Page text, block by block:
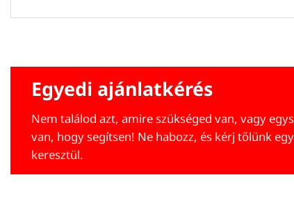
Egyedi ajánlatkérés
Nem találod azt, amire szükséged van, vagy
van, hogy segítsen! Ne habozz, és kérj tőlünk
keresztül.